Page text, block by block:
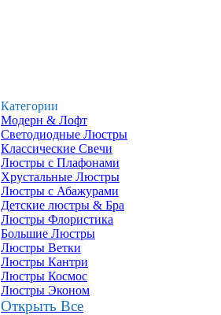
Категории
Модерн & Лофт
Светодиодные Люстры
Классические Свечи
Люстры с Плафонами
Хрустальные Люстры
Люстры с Абажурами
Детские люстры & Бра
Люстры Флористика
Большие Люстры
Люстры Ветки
Люстры Кантри
Люстры Космос
Люстры Эконом
Открыть Все